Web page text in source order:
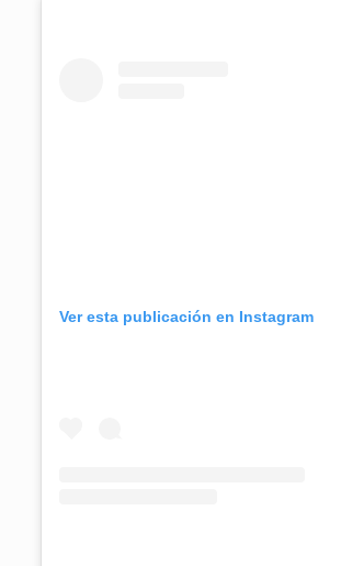
Ver esta publicación en Instagram